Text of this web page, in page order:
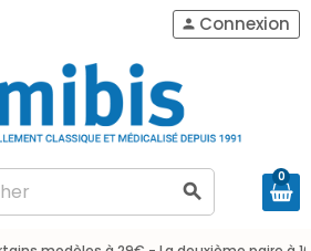
search
person Connexion
0